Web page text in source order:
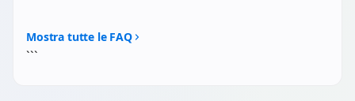
perdono parte della tenuta.
dipende molto dalla reperibilità del ricambio specifico,
che per Lumia è diventata complessa.
Mostra tutte le FAQ
```